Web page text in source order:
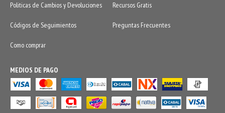
Politicas de Cambios y Devoluciones
Recursos Gratis
Códigos de Seguimientos Preguntas Frecuentes
Como comprar
MEDIOS DE PAGO